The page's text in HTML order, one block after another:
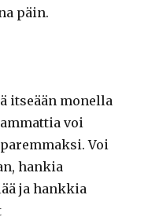
päin.
itseään monella
voi
Voi
hankia
ja hankkia